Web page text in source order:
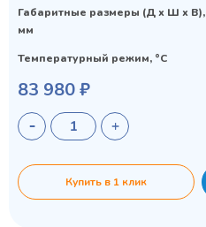
Габаритные размеры (Д х Ш х В),
мм
Температурный режим, °C
83 980 ₽
Купить в 1 клик